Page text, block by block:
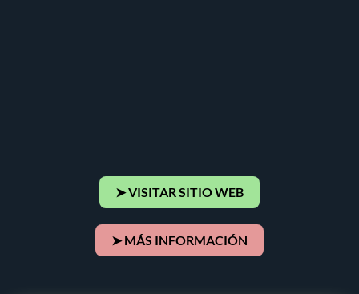
➤ VISITAR SITIO WEB
➤ MÁS INFORMACIÓN